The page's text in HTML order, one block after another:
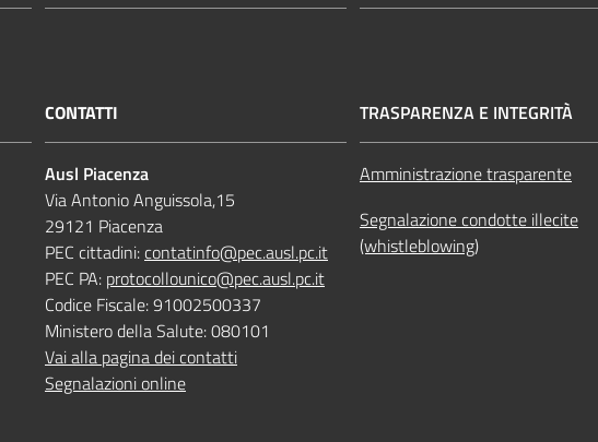
CONTATTI
Ausl Piacenza
Via Antonio Anguissola,15
29121 Piacenza
PEC cittadini:contatinfo@pec.ausl.pc.it
PEC PA: protocollounico@pec.ausl.pc.it
Codice Fiscale: 91002500337
Ministero della Salute: 080101
Vai alla pagina dei contatti
Segnalazioni online
TRASPARENZA E INTEGRITÀ
Amministrazione trasparente
Segnalazione condotte illecite
(whistleblowing)